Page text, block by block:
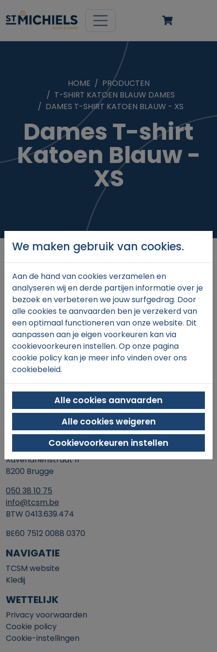
HOME
PRODUCTEN
T-SHIRT KATOEN BLAUW DAMES
DAMES T-SHIRT KATOEN BLAUW - XS
Dames T-shirt
Katoen Blauw -
XS
€27,00
In winkelmand
SINT-MICHIELS TENNIS & PADEL
Xaverianenstraat 11
8200 Brugge
050 38 10 75
info@tcsm.be
BTW 0413.639.474
BE60 7512 0088 0370
NAVIGATIE
TCSM website
Kledij
WETTELIJK
Privacy voorwaarden
Cookie policy
Cookie-instellingen
We maken gebruik van cookies.
Aan de hand van cookies verzamelen en
analyseren wij en derde partijen informatie over je
bezoek en verbeteren we jouw surfgedrag. Door
alle cookies te aanvaarden ben je verzekerd van
een optimaal functioneren van onze website. Dit
aanpassen aan je eigen voorkeuren kan via
cookievoorkeuren instellen. Op onze pagina
cookie policy kan je meer info vinden over ons
cookiebeleid.
Alle cookies aanvaarden
Alle cookies weigeren
Cookievoorkeuren instellen